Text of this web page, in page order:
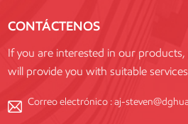
CONTÁCTENOS
If you are interested in our
will provide you with suitable services
Correo electrónico :aj-